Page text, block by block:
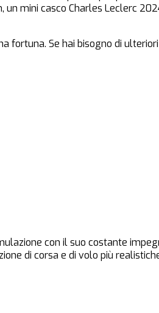
mini casco Charles Leclerc
fortuna. Se hai bisogno di
con il suo costante
di corsa e di volo più